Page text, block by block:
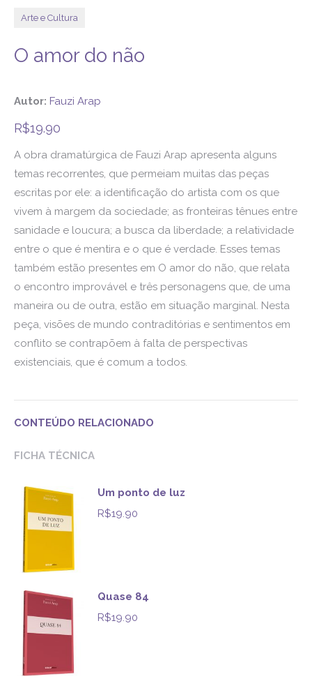
Arte e Cultura
O amor do não
Autor: Fauzi Arap
R$19.90
A obra dramatúrgica de Fauzi Arap apresenta alguns
temas recorrentes, que permeiam muitas das peças
escritas por ele: a identificação do artista com os que
vivem à margem da sociedade; as fronteiras tênues entre
sanidade e loucura; a busca da liberdade; a relatividade
entre o que é mentira e o que é verdade. Esses temas
também estão presentes em O amor do não, que relata
o encontro improvável e três personagens que, de uma
maneira ou de outra, estão em situação marginal. Nesta
peça, visões de mundo contraditórias e sentimentos em
conflito se contrapõem à falta de perspectivas
existenciais, que é comum a todos.
CONTEÚDO RELACIONADO
FICHA TÉCNICA
Um ponto de luz
R$19.90
Quase 84
R$19.90